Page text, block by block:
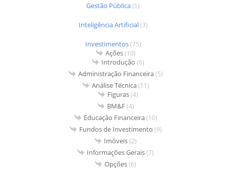
Gestão Pública(1)
Inteligência Artificial(3)
Investimentos(75)
Ações(10)
Introdução (6)
Administração Financeira(5)
Análise Técnica(11)
Figuras(4)
BM&F(4)
Educação Financeira(10)
Fundos de Investimento (9)
Imóveis(2)
Informações Gerais(7)
Opções(6)